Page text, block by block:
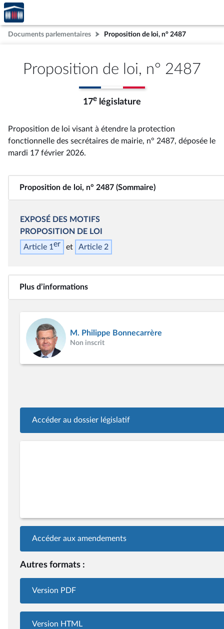
Aller au contenu
Aller en bas de la page
Accèder
à la
page
d'accueil
Documents parlementaires Proposition de loi, n° 2487
Proposition de loi, n° 2487
17e législature
Proposition de loi visant à étendre la protection
fonctionnelle des secrétaires de mairie, n° 2487, déposée le
mardi 17 février 2026.
Proposition de loi, n° 2487 (Sommaire)
EXPOSÉ DES MOTIFS
PROPOSITION DE LOI
Article 1er Article 2
Plus d’informations
M. Philippe Bonnecarrère
Non inscrit
Accéder au dossier législatif
Accéder aux amendements
Autres formats :
Version PDF
Version HTML